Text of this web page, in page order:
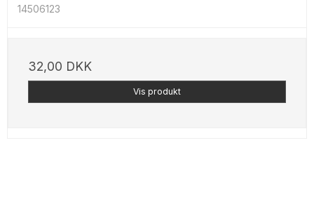
14506123
32,00 DKK
Vis produkt